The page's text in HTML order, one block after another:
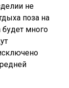
не
поза на
много